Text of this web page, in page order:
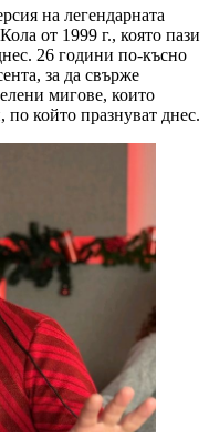
на легендарната
от 1999 г., която пази
26 години по-късно
за да свърже
мигове, които
който празнуват днес.